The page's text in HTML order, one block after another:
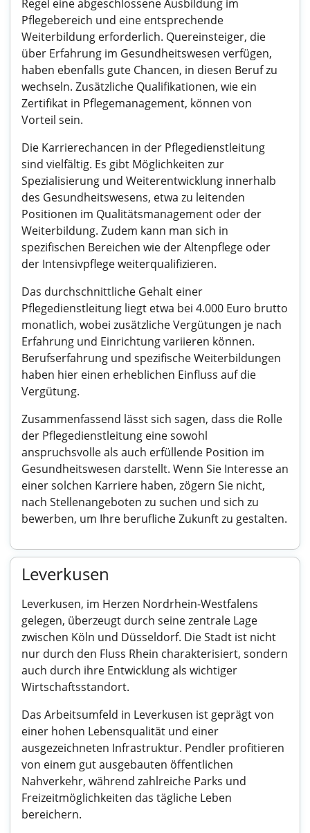
Regel eine abgeschlossene Ausbildung im
Pflegebereich und eine entsprechende
Weiterbildung erforderlich. Quereinsteiger, die
über Erfahrung im Gesundheitswesen verfügen,
haben ebenfalls gute Chancen, in diesen Beruf zu
wechseln. Zusätzliche Qualifikationen, wie ein
Zertifikat in Pflegemanagement, können von
Vorteil sein.
Die Karrierechancen in der Pflegedienstleitung
sind vielfältig. Es gibt Möglichkeiten zur
Spezialisierung und Weiterentwicklung innerhalb
des Gesundheitswesens, etwa zu leitenden
Positionen im Qualitätsmanagement oder der
Weiterbildung. Zudem kann man sich in
spezifischen Bereichen wie der Altenpflege oder
der Intensivpflege weiterqualifizieren.
Das durchschnittliche Gehalt einer
Pflegedienstleitung liegt etwa bei 4.000 Euro brutto
monatlich, wobei zusätzliche Vergütungen je nach
Erfahrung und Einrichtung variieren können.
Berufserfahrung und spezifische Weiterbildungen
haben hier einen erheblichen Einfluss auf die
Vergütung.
Zusammenfassend lässt sich sagen, dass die Rolle
der Pflegedienstleitung eine sowohl
anspruchsvolle als auch erfüllende Position im
Gesundheitswesen darstellt. Wenn Sie Interesse an
einer solchen Karriere haben, zögern Sie nicht,
nach Stellenangeboten zu suchen und sich zu
bewerben, um Ihre berufliche Zukunft zu gestalten.
Leverkusen
Leverkusen, im Herzen Nordrhein-Westfalens
gelegen, überzeugt durch seine zentrale Lage
zwischen Köln und Düsseldorf. Die Stadt ist nicht
nur durch den Fluss Rhein charakterisiert, sondern
auch durch ihre Entwicklung als wichtiger
Wirtschaftsstandort.
Das Arbeitsumfeld in Leverkusen ist geprägt von
einer hohen Lebensqualität und einer
ausgezeichneten Infrastruktur. Pendler profitieren
von einem gut ausgebauten öffentlichen
Nahverkehr, während zahlreiche Parks und
Freizeitmöglichkeiten das tägliche Leben
bereichern.